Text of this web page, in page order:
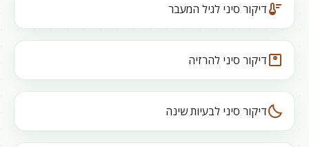
thermostatדיקור סיני לגיל המעבר
monitor_weightדיקור סיני להרזיה
bedtimeדיקור סיני לבעיות שינה